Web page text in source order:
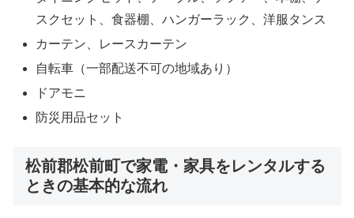
スクセット、食器棚、ハンガーラック、洋服タンス
カーテン、レースカーテン
自転車（一部配送不可の地域あり）
ドアモニ
防災用品セット
松前郡松前町で家電・家具をレンタルする
ときの基本的な流れ